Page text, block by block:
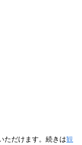
ただけます。続きは観